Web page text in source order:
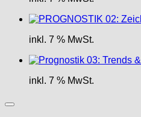
inkl. 7 % MwSt.
inkl. 7 % MwSt.